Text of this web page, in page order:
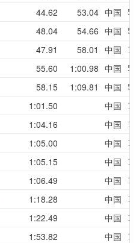
44.62 53.04 中国
48.04 54.66 中国
47.91 58.01 中国
55.60 1:00.98 中国
58.15 1:09.81 中国
1:01.50 中国
1:04.16 中国
1:05.00 中国
1:05.15 中国
1:06.49 中国
1:18.28 中国
1:22.49 中国
1:53.82 中国